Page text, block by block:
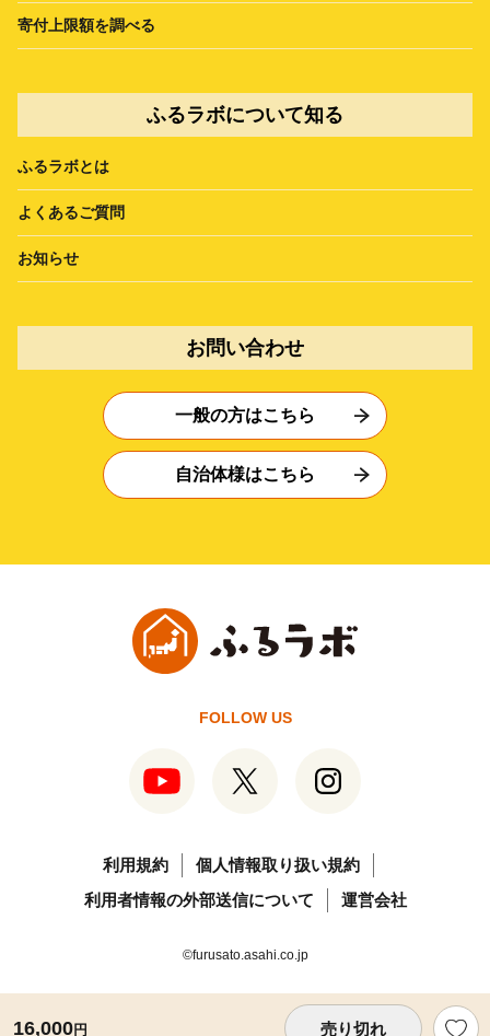
16,000円 売り切れ
寄付上限額を調べる
ふるラボについて知る
ふるラボとは
よくあるご質問
お知らせ
お問い合わせ
一般の方はこちら
自治体様はこちら
FOLLOW US
利用規約
個人情報取り扱い規約
利用者情報の外部送信について
運営会社
©furusato.asahi.co.jp